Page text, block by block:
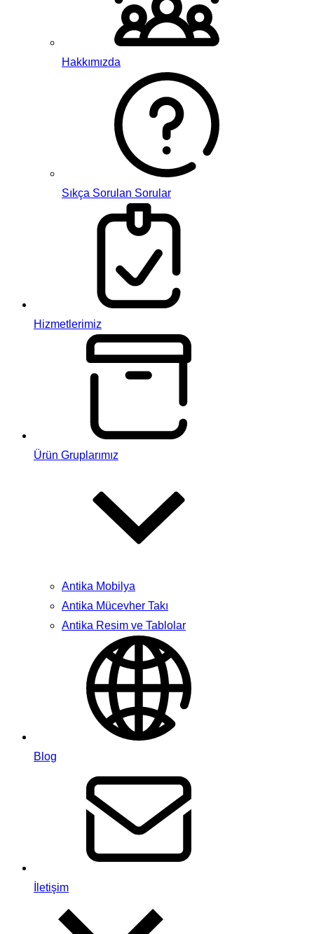
Hakkımızda
Sıkça Sorulan Sorular
Hizmetlerimiz
Ürün Gruplarımız
Antika Mobilya
Antika Mücevher Takı
Antika Resim ve Tablolar
Blog
İletişim